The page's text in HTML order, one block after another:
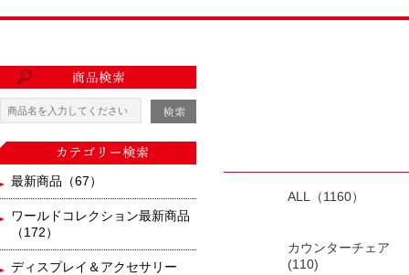
最新商品（67）
ワールドコレクション最新商品
（172）
ディスプレイ＆アクセサリー
ALL（1160）
カウンターチェア
(110)